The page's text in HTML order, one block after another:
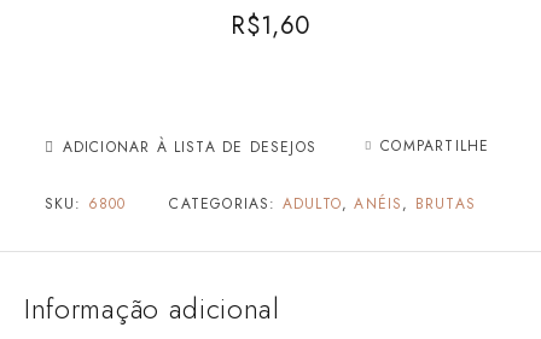
R$1,60
ADICIONAR À LISTA DE DESEJOS COMPARTILHE
SKU: 6800 CATEGORIAS: ADULTO,ANÉIS, BRUTAS
Informação adicional